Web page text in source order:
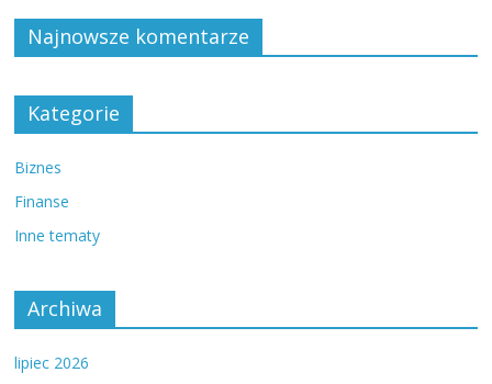
Najnowsze komentarze
Kategorie
Biznes
Finanse
Inne tematy
Archiwa
lipiec 2026